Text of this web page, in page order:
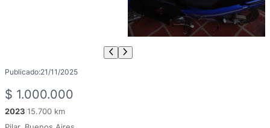
Publicado:21/11/2025
$ 1.000.000
2023 15.700 km